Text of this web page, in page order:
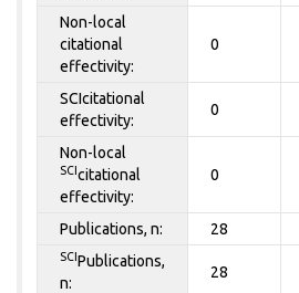
Non-local
citational
effectivity:
0
SCIcitational
effectivity:
0
Non-local
SCIcitational
effectivity:
0
Publications, n: 28
SCIPublications,
n:
28